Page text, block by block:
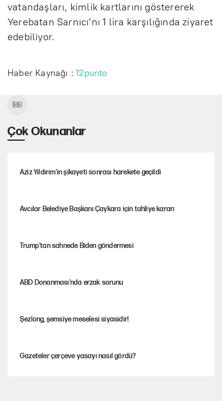
vatandaşları, kimlik kartlarını göstererek
Yerebatan Sarnıcı’nı 1 lira karşılığında ziyaret
edebiliyor.
Haber Kaynağı :12punto
Çok Okunanlar
Aziz Yıldırım’ın şikayeti sonrası harekete geçildi
Avcılar Belediye Başkanı Çaykara için tahliye kararı
Trump’tan sahnede Biden göndermesi
ABD Donanması’nda erzak sorunu
Şezlong, şemsiye meselesi siyasidir!
Gazeteler çerçeve yasayı nasıl gördü?
İBB